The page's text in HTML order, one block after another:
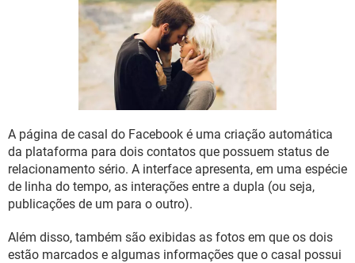
A página de casal do Facebook é uma criação automática
da plataforma para dois contatos que possuem status de
relacionamento sério. A interface apresenta, em uma espécie
de linha do tempo, as interações entre a dupla (ou seja,
publicações de um para o outro).
Além disso, também são exibidas as fotos em que os dois
estão marcados e algumas informações que o casal possui